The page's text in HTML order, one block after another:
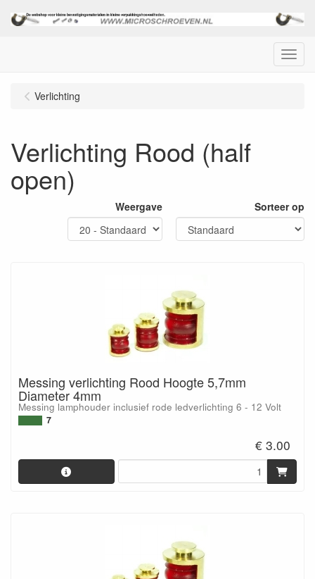
Menu
Verlichting
Verlichting Rood (half
open)
Weergave Sorteer op
Messing verlichting Rood Hoogte 5,7mm
Diameter 4mm
Messing lamphouder inclusief rode ledverlichting 6 - 12 Volt
7
€ 3.00